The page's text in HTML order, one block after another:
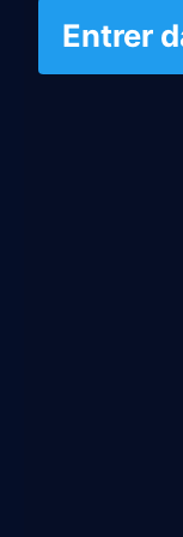
Entrer